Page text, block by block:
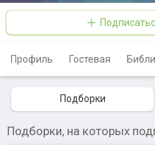
Профиль Гостевая
Подборки
Подборки, на которых